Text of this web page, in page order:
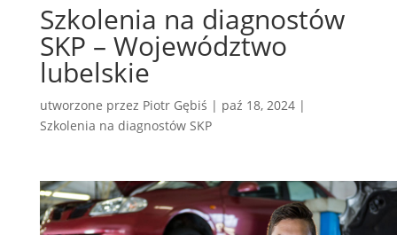
Szkolenia na diagnostów
SKP – Województwo
lubelskie
utworzone przez Piotr Gębiś | paź 18, 2024|
Szkolenia na diagnostów SKP